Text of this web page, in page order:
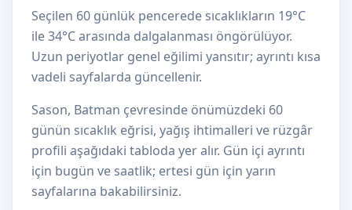
Seçilen 60 günlük pencerede sıcaklıkların 19°C
ile 34°C arasında dalgalanması öngörülüyor.
Uzun periyotlar genel eğilimi yansıtır; ayrıntı kısa
vadeli sayfalarda güncellenir.
Sason, Batman çevresinde önümüzdeki 60
günün sıcaklık eğrisi, yağış ihtimalleri ve rüzgâr
profili aşağıdaki tabloda yer alır. Gün içi ayrıntı
için bugün ve saatlik; ertesi gün için yarın
sayfalarına bakabilirsiniz.